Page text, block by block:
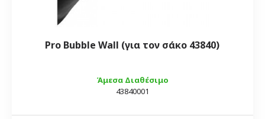
Άμεσα Διαθέσιμο
43840001
Pro Bubble Wall (για τον σάκο 43840)